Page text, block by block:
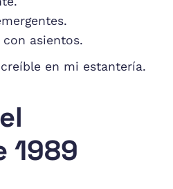
asientos.
en mi estantería.
1989